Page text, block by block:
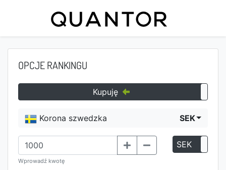
OPCJE RANKINGU
Kupuję
Korona szwedzka SEK
Wprowadź kwotę
SEK